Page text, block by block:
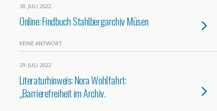
30. JULI 2022
Online: Findbuch Stahlbergarchiv Müsen
KEINE ANTWORT
29. JULI 2022
Literaturhinweis: Nora Wohlfahrt:
„Barrierefreiheit im Archiv.